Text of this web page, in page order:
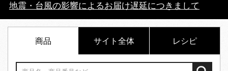
地震・台風の影響によるお届け遅延につきまして
商品 サイト全体 レシピ